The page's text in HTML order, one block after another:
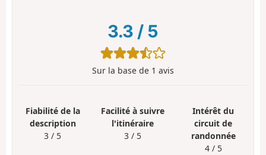
3.3 / 5
Sur la base de 1 avis
Fiabilité de la
description
3 / 5
Facilité à suivre
l'itinéraire
3 / 5
Intérêt du
circuit de
randonnée
4 / 5